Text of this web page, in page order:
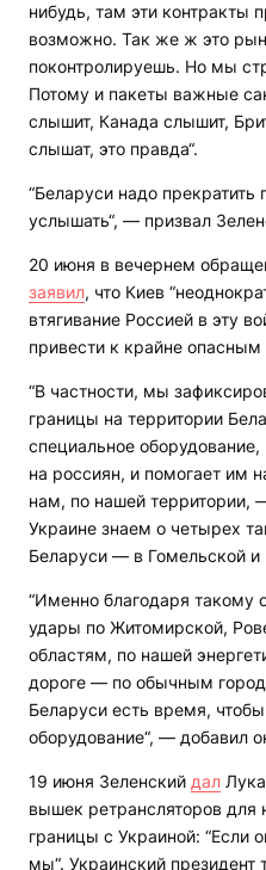
нибудь, там эти контракты
возможно. Так же ж это
поконтролируешь. Но мы
Потому и пакеты важные
слышит, Канада слышит,
слышат, это правда“.
“Беларуси надо прекратить
услышать“, — призвал
20 июня в вечернем
заявил, что Киев
втягивание Россией в эту
привести к крайне опасным
“В частности, мы
границы на территории
специальное
на россиян, и помогает им
нам, по нашей территории,
Украине знаем о четырех
Беларуси — в Гомельской и
“Именно благодаря такому
удары по Житомирской,
областям, по нашей
дороге — по обычным
Беларуси есть время,
оборудование“, — добавил
19 июня Зеленский дал
вышек ретрансляторов для
границы с Украиной: “Если
мы“. Украинский